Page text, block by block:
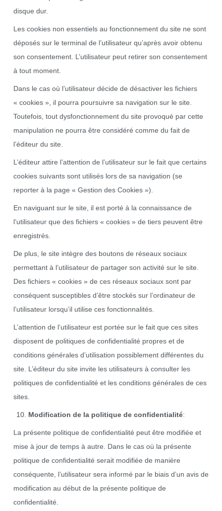
disque dur.
Les cookies non essentiels au fonctionnement du site ne sont
déposés sur le terminal de l’utilisateur qu’après avoir obtenu
son consentement. L’utilisateur peut retirer son consentement
à tout moment.
Dans le cas où l’utilisateur décide de désactiver les fichiers
« cookies », il pourra poursuivre sa navigation sur le site.
Toutefois, tout dysfonctionnement du site provoqué par cette
manipulation ne pourra être considéré comme du fait de
l’éditeur du site.
L’éditeur attire l’attention de l’utilisateur sur le fait que certains
cookies suivants sont utilisés lors de sa navigation (se
reporter à la page « Gestion des Cookies »).
En naviguant sur le site, il est porté à la connaissance de
l’utilisateur que des fichiers « cookies » de tiers peuvent être
enregistrés.
De plus, le site intègre des boutons de réseaux sociaux
permettant à l’utilisateur de partager son activité sur le site.
Des fichiers « cookies » de ces réseaux sociaux sont par
conséquent susceptibles d’être stockés sur l’ordinateur de
l’utilisateur lorsqu’il utilise ces fonctionnalités.
L’attention de l’utilisateur est portée sur le fait que ces sites
disposent de politiques de confidentialité propres et de
conditions générales d’utilisation possiblement différentes du
site. L’éditeur du site invite les utilisateurs à consulter les
politiques de confidentialité et les conditions générales de ces
sites.
Modification de la politique de confidentialité:
La présente politique de confidentialité peut être modifiée et
mise à jour de temps à autre. Dans le cas où la présente
politique de confidentialité serait modifiée de manière
conséquente, l’utilisateur sera informé par le biais d’un avis de
modification au début de la présente politique de
confidentialité.